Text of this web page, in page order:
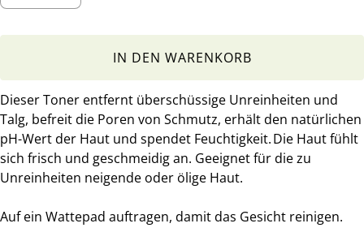
IN DEN WARENKORB
Dieser Toner entfernt überschüssige Unreinheiten und
Talg, befreit die Poren von Schmutz, erhält den natürlichen
pH-Wert der Haut und spendet Feuchtigkeit.Die Haut fühlt
sich frisch und geschmeidig an. Geeignet für die zu
Unreinheiten neigende oder ölige Haut.
Auf ein Wattepad auftragen, damit das Gesicht reinigen.